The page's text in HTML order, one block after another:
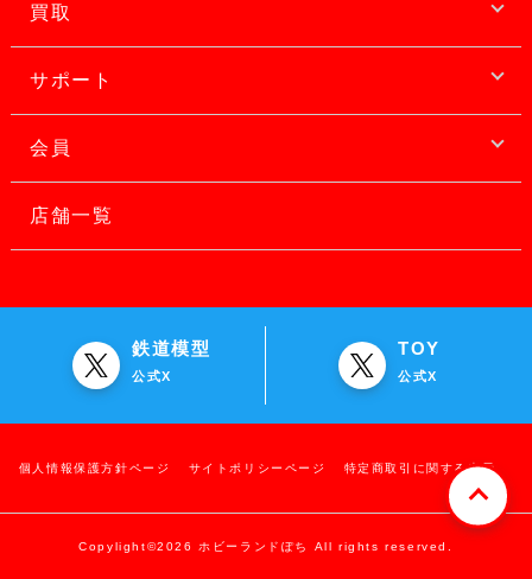
買取
サポート
会員
店舗一覧
鉄道模型
公式X
TOY
公式X
個人情報保護方針ページ サイトポリシーページ 特定商取引に関する表示
Copylight©2026 ホビーランドぽち All rights reserved.